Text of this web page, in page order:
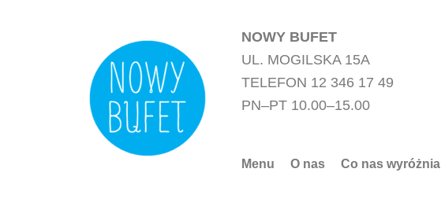
NOWY BUFET
UL. MOGILSKA 15A
TELEFON 12 346 17 49
PN–PT 10.00–15.00
Menu O nas Co nas wyróżnia